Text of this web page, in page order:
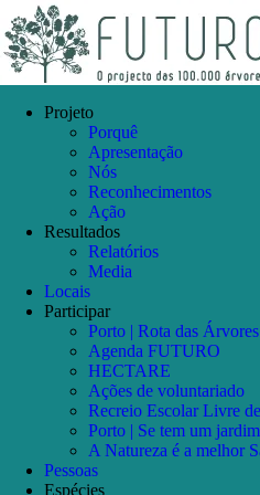
to
content
Facebook
Instagram
YouTube
Projeto
Porquê
Apresentação
Nós
Reconhecimentos
Ação
Resultados
Relatórios
Media
Locais
Participar
Porto | Rota das
Agenda FUTURO
HECTARE
Ações de voluntariado
Recreio Escolar Livre
Porto | Se tem um
A Natureza é a melhor
Pessoas
Espécies